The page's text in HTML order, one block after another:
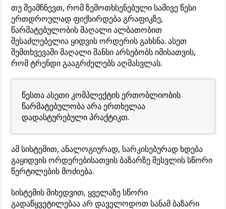
თუ შეამჩნევთ, რომ ზემოთხსენებული სამივე წესი
ერთდროულად ფიქსირდება გრაფიკზე,
წარმატებულობის მაღალი ალბათობით
შესაძლებელია ყიდვის ორდერის გახსნა. ასეთ
შემთხვევაში მაღალი შანსი არსებობს იმისათვის,
რომ ტრენდი გააგრძელებს აღმასვლას.
წესთა ასეთი კომპლექტის ერთობლიობის
წარმატებულობა არა ერთხელაა
დადასტურებული პრაქტიკთ.
ამ სისტემით, ანალოგიურად, სარკისებურად ხდება
გაყიდვის ორდერებისათვის ბაზარზე შესვლის სწორი
წერტილების მოძიება.
სისტემის მიხედვით, ყველაზე სწორი
გადაწყვეტილებაა არ დაველოდოთ სანამ ბაზარი